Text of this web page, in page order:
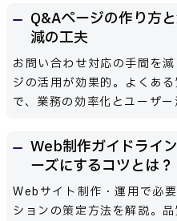
Q&Aページの作り方
減の工夫
お問い合わせ対応の手間を
ジの活用が効果的。よくあ
で、業務の効率化とユーザー
Web制作ガイドライ
ーズにするコツとは？
Webサイト制作・運用で必
ションの策定方法を解説。